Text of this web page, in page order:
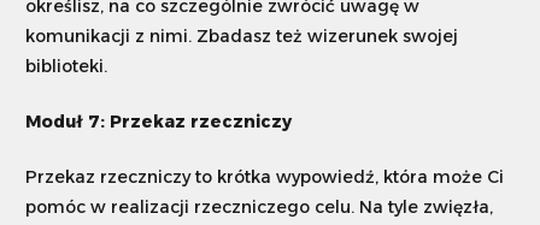
określisz, na co szczególnie zwrócić uwagę w
komunikacji z nimi. Zbadasz też wizerunek swojej
biblioteki.
Moduł 7: Przekaz rzeczniczy
Przekaz rzeczniczy to krótka wypowiedź, która może Ci
pomóc w realizacji rzeczniczego celu. Na tyle zwięzła,